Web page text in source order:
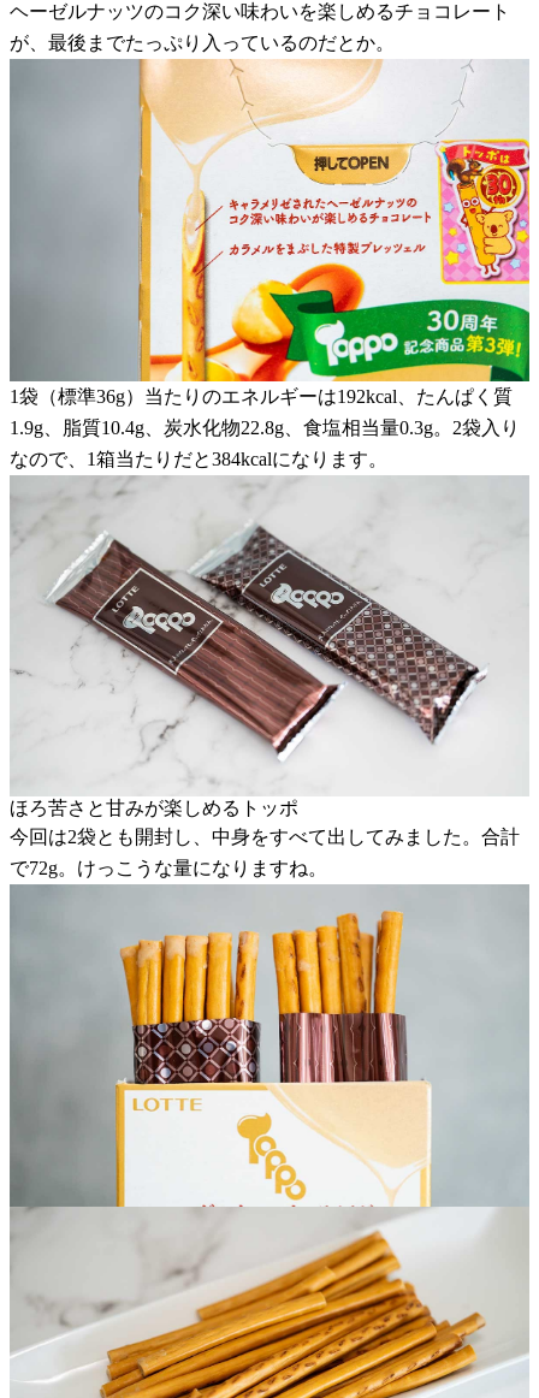
ヘーゼルナッツのコク深い味わいを楽しめるチョコレート
が、最後までたっぷり入っているのだとか。
1袋（標準36g）当たりのエネルギーは192kcal、たんぱく質
1.9g、脂質10.4g、炭水化物22.8g、食塩相当量0.3g。2袋入り
なので、1箱当たりだと384kcalになります。
ほろ苦さと甘みが楽しめるトッポ
今回は2袋とも開封し、中身をすべて出してみました。合計
で72g。けっこうな量になりますね。